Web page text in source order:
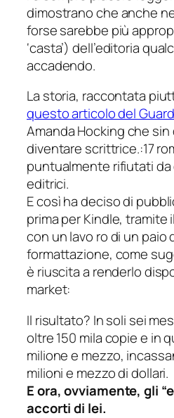
dimostrano che anche
forse sarebbe più
‘casta’) dell’editoria
accadendo.
La storia, raccontata
questo articolo del
Amanda Hocking che sin
diventare scrittrice.:17
puntualmente rifiutati da
editrici.
E così ha deciso di
prima per Kindle, tramite
con un lavo ro di un paio
formattazione, come
è riuscita a renderlo
market:
Il risultato? In soli sei
oltre 150 mila copie e in
milione e mezzo,
milioni e mezzo di dollari.
E ora, ovviamente, gli
accorti di lei.